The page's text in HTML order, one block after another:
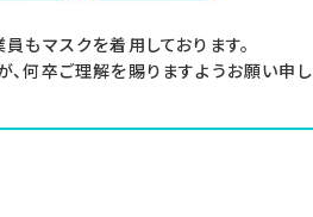
もマスクを着用しております。
何卒ご理解を賜りますようお願い申し